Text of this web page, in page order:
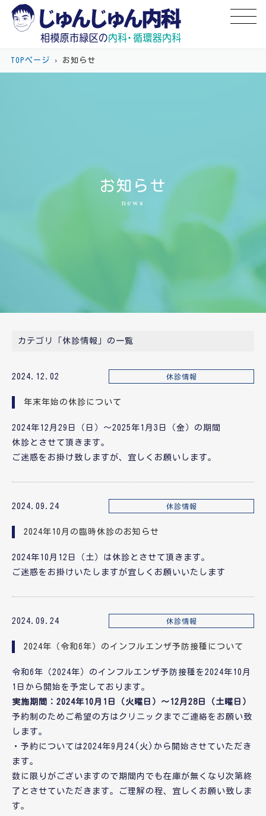
TOPページ › お知らせ
お知らせ
カテゴリ「休診情報」の一覧
2024.12.02 休診情報
年末年始の休診について
2024年12月29日（日）～2025年1月3日（金）の期間
休診とさせて頂きます。
ご迷惑をお掛け致しますが、宜しくお願いします。
2024.09.24 休診情報
2024年10月の臨時休診のお知らせ
2024年10月12日（土）は休診とさせて頂きます。
ご迷惑をお掛けいたしますが宜しくお願いいたします
2024.09.24 休診情報
2024年（令和6年）のインフルエンザ予防接種について
令和6年（2024年）のインフルエンザ予防接種を2024年10月
1日から開始を予定しております。
実施期間：2024年10月1日（火曜日）～12月28日（土曜日）
予約制のためご希望の方はクリニックまでご連絡をお願い致
します。
・予約については2024年9月24(火)から開始させていただき
ます。
数に限りがございますので期間内でも在庫が無くなり次第終
了とさせていただきます。ご理解の程、宜しくお願い致しま
す。